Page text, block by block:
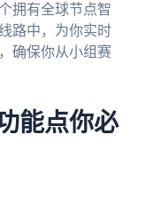
拥有全球节点智
路中，为你实时
确保你从小组赛
能点你必